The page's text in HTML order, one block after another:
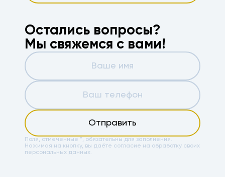
Остались вопросы?
Мы свяжемся с вами!
Отправить
Поля, отмеченные *, обязательны для заполнения.
Нажимая на кнопку, вы даёте согласие на обработку своих
персональных данных.